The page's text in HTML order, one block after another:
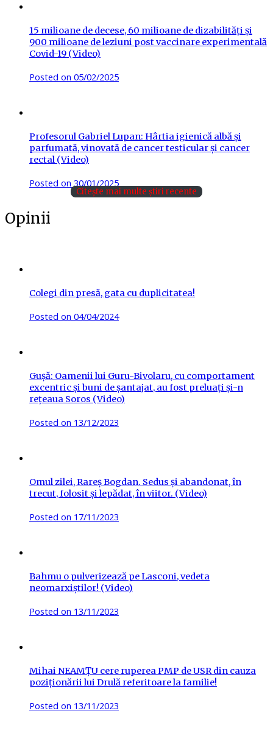
15 milioane de decese, 60 milioane de dizabilități și
900 milioane de leziuni post vaccinare experimentală
Covid-19 (Video)
Posted on 05/02/2025
Profesorul Gabriel Lupan: Hârtia igienică albă și
parfumată, vinovată de cancer testicular și cancer
rectal (Video)
Posted on30/01/2025
Citește mai multe știri recente
Opinii
Colegi din presă, gata cu duplicitatea!
Posted on 04/04/2024
Gușă: Oamenii lui Guru-Bivolaru, cu comportament
excentric și buni de șantajat, au fost preluați și-n
rețeaua Soros (Video)
Posted on 13/12/2023
Omul zilei, Rareș Bogdan. Sedus și abandonat, în
trecut, folosit și lepădat, în viitor. (Video)
Posted on 17/11/2023
Bahmu o pulverizează pe Lasconi, vedeta
neomarxiștilor! (Video)
Posted on 13/11/2023
Mihai NEAMȚU cere ruperea PMP de USR din cauza
poziționării lui Drulă referitoare la familie!
Posted on 13/11/2023